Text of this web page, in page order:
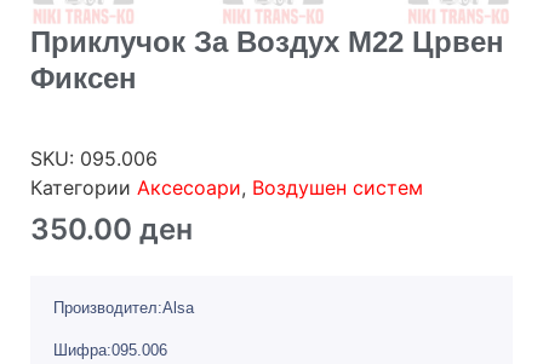
Приклучок За Воздух М22 Црвен
Фиксен
SKU: 095.006
Категории Аксесоари, Воздушен систем
350.00 ден
Производител:Alsa
Шифра:095.006